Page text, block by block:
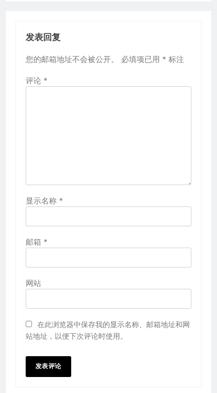
发表回复
您的邮箱地址不会被公开。 必填项已用 * 标注
评论 *
显示名称 *
邮箱 *
网站
在此浏览器中保存我的显示名称、邮箱地址和网
站地址，以便下次评论时使用。